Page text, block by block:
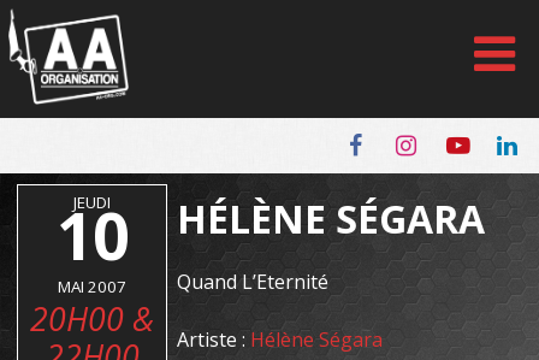
Panneau de gestion des cookies
JEUDI
10
MAI 2007
20H00 &
HÉLÈNE SÉGARA
Quand L’Eternité
Artiste : Hélène Ségara